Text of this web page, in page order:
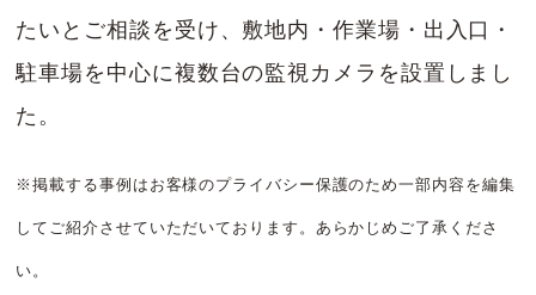
たいとご相談を受け、敷地内・作業場・出入口・
駐車場を中心に複数台の監視カメラを設置しまし
た。
※掲載する事例はお客様のプライバシー保護のため一部内容を編集
してご紹介させていただいております。あらかじめご了承くださ
い。